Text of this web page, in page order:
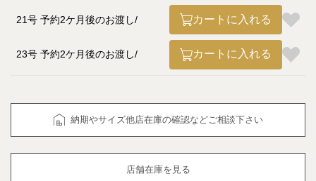
21号 予約2ケ月後のお渡し カートに入れる
23号 予約2ケ月後のお渡し カートに入れる
納期やサイズ他店在庫の確認などご相談下さい
店舗在庫を見る